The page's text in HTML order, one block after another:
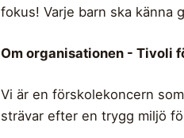
fokus! Varje barn ska känna
Om organisationen - Tivoli
Vi är en förskolekoncern
strävar efter en trygg miljö